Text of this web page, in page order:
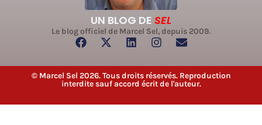
UN BLOG DE SEL
Le blog officiel de Marcel Sel, depuis 2009.
© Marcel Sel 2026. Tous droits réservés. Reproduction
interdite sauf accord écrit de l'auteur.